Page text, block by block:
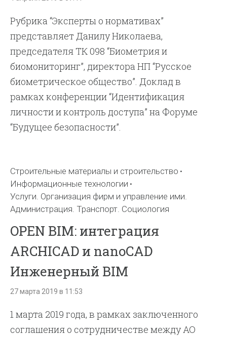
Рубрика “Эксперты о нормативах”
представляет Данилу Николаева,
председателя ТК 098 “Биометрия и
биомониторинг”, директора НП “Русское
биометрическое общество”. Доклад в
рамках конференции “Идентификация
личности и контроль доступа” на Форуме
“Будущее безопасности”.
Строительные материалы и строительство
Информационные технологии
Услуги. Организация фирм и управление ими.
Администрация. Транспорт. Социология
OPEN BIM: интеграция
ARCHICAD и nanoCAD
Инженерный BIM
27 марта 2019 в 11:53
1 марта 2019 года, в рамках заключенного
соглашения о сотрудничестве между АО